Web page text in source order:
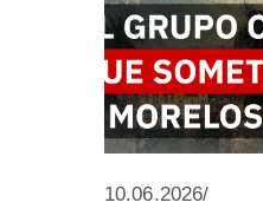
10.06.2026/